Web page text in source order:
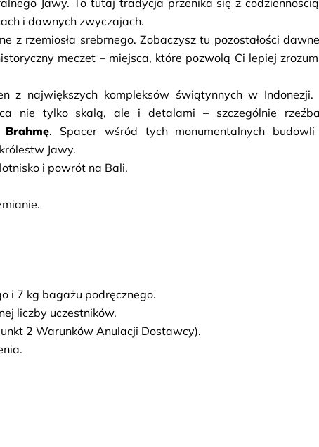
Jawy. To tutaj tradycja przenika się z
i dawnych zwyczajach.
z rzemiosła srebrnego. Zobaczysz tu pozostałości
meczet – miejsca, które pozwolą Ci lepiej
z największych kompleksów świątynnych w Indonezji.
nie tylko skalą, ale i detalami – szczególnie
. Spacer wśród tych monumentalnych
Jawy.
i powrót na Bali.
i 7 kg bagażu podręcznego.
liczby uczestników.
2 Warunków Anulacji Dostawcy).